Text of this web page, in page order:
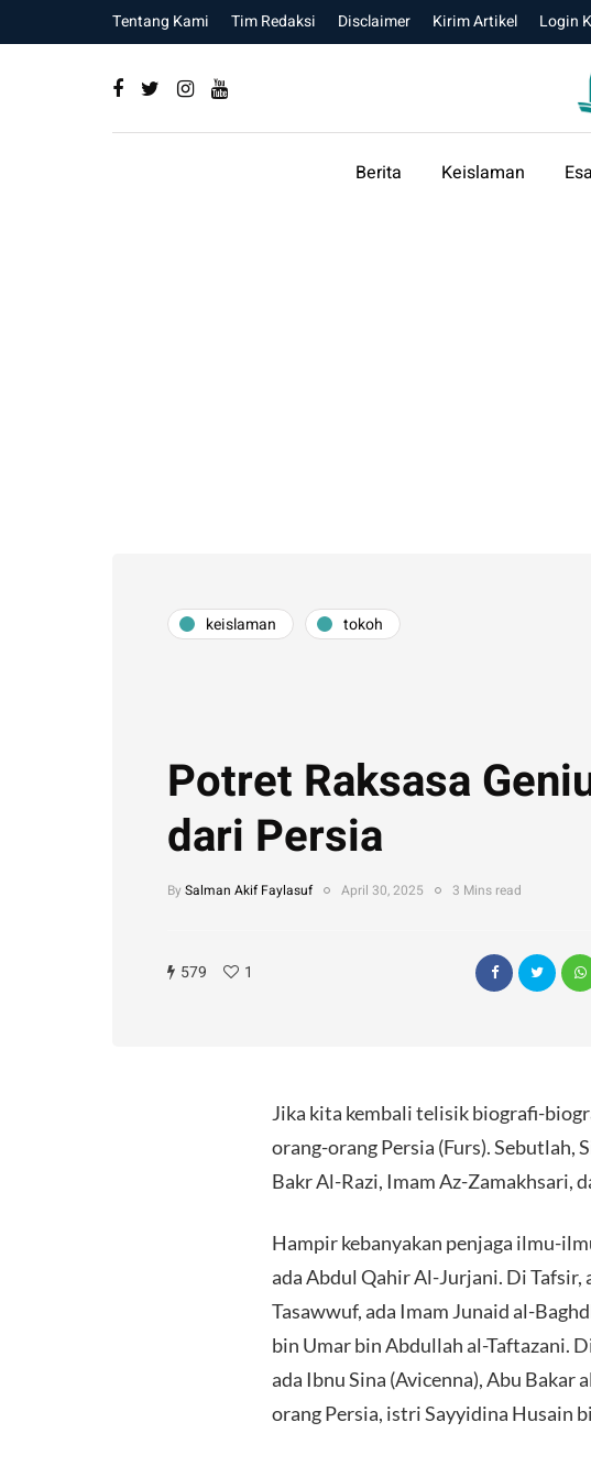
Tentang Kami Tim Redaksi Disclaimer Kirim Artikel Login
Berita Keislaman
keislaman tokoh
Potret Raksasa
dari Persia
By Salman Akif Faylasuf April 30, 2025 3 Mins read
579 1
Jika kita kembali telisik biografi-
orang-orang Persia (Furs).
Bakr Al-Razi, Imam Az-Zamakhsari,
Hampir kebanyakan penjaga ilmu-
ada Abdul Qahir Al-Jurjani. Di
Tasawwuf, ada Imam Junaid al-
bin Umar bin Abdullah al-Taftazani.
ada Ibnu Sina (Avicenna), Abu
orang Persia, istri Sayyidina Husain